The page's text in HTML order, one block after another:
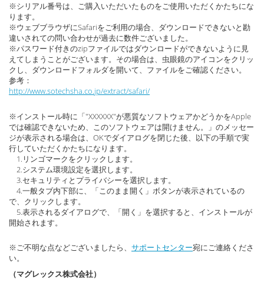
※シリアル番号は、ご購入いただいたものをご使用いただくかたちにな
ります。
※ウェブブラウザにSafariをご利用の場合、ダウンロードできないと勘
違いされての問い合わせが過去に数件ございました。
※パスワード付きのzipファイルではダウンロードができないように見
えてしまうことがございます。その場合は、虫眼鏡のアイコンをクリッ
クし、ダウンロードフォルダを開いて、ファイルをご確認ください。
参考：
http://www.sotechsha.co.jp/extract/safari/
※インストール時に「"XXXXXX"が悪質なソフトウェアかどうかをApple
では確認できないため、このソフトウェアは開けません。」のメッセー
ジが表示される場合は、OKでダイアログを閉じた後、以下の手順で実
行していただくかたちになります。
1.リンゴマークをクリックします。
2.システム環境設定を選択します。
3.セキュリティとプライバシーを選択します。
4.一般タブ内下部に、「このまま開く」ボタンが表示されているの
で、クリックします。
5.表示されるダイアログで、「開く」を選択すると、インストールが
開始されます。
※ご不明な点などございましたら、 サポートセンター宛にご連絡くださ
い。
（マグレックス株式会社）